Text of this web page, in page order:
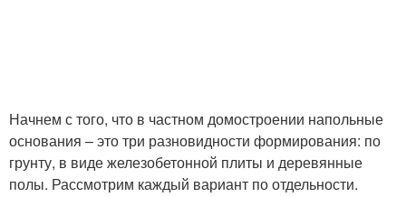
Начнем с того, что в частном домостроении напольные
основания – это три разновидности формирования: по
грунту, в виде железобетонной плиты и деревянные
полы. Рассмотрим каждый вариант по отдельности.